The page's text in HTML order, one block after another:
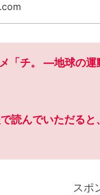
「チ。 ―地球の
読んでいただると
スポ